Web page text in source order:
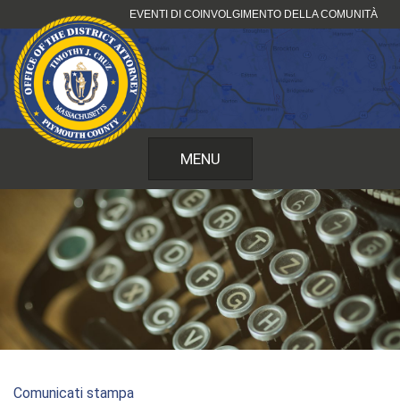
al
contenuto
EVENTI DI COINVOLGIMENTO DELLA COMUNITÀ
MENU
Comunicati stampa